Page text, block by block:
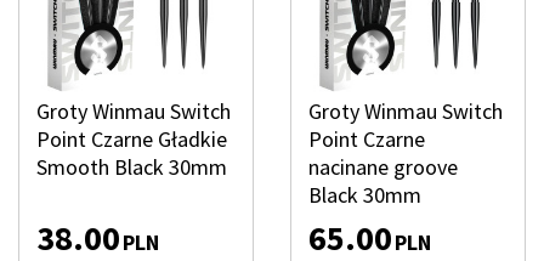
Groty Winmau Switch
Point Czarne Gładkie
Smooth Black 30mm
38.00PLN
Groty Winmau Switch
Point Czarne
nacinane groove
Black 30mm
65.00PLN